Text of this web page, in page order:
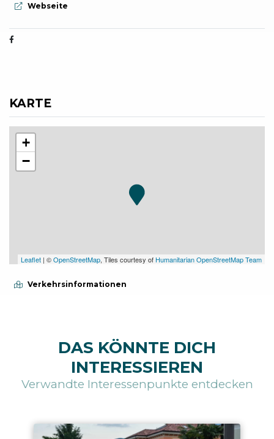
aria.website:
Webseite
KARTE
+
−
Leaflet | ©OpenStreetMap, Tiles courtesy of Humanitarian OpenStreetMap Team
Verkehrsinformationen
DAS KÖNNTE DICH
INTERESSIEREN
Verwandte Interessenpunkte entdecken